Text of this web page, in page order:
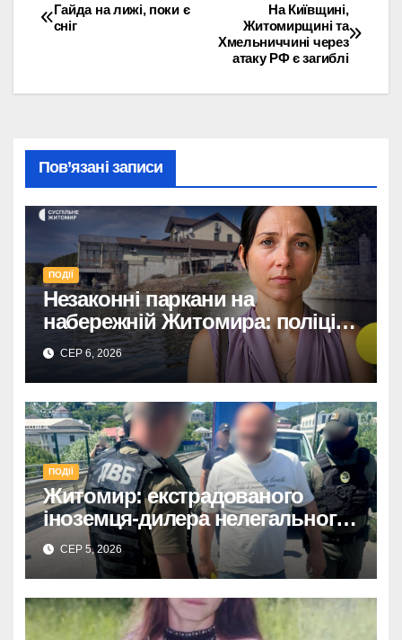
Навігація
На Київщині,
Житомирщині та
Хмельниччині через
атаку РФ є загиблі
Гайда на лижі, поки є
сніг
Пов’язані записи
ПОДІЇ
Незаконні паркани на
набережній Житомира: поліція
перевіряє погрози від
представниць міськради
СЕР 6, 2026
ПОДІЇ
Житомир: екстрадованого
іноземця-дилера нелегального
алкоголю чекає суд.
СЕР 5, 2026